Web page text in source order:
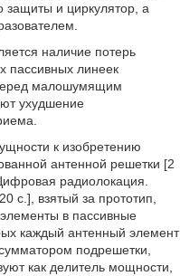
защиты и циркулятор, а
наличие потерь
пассивных линеек
малошумящим
ухудшение
к изобретению
антенной решетки [2
радиолокация.
с.], взятый за прототип,
в пассивные
каждый антенный элемент
подрешетки,
как делитель мощности,